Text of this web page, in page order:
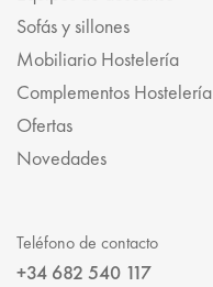
Sofás y sillones
Mobiliario Hostelería
Complementos Hostelería
Ofertas
Novedades
Teléfono de contacto
+34 682 540 117